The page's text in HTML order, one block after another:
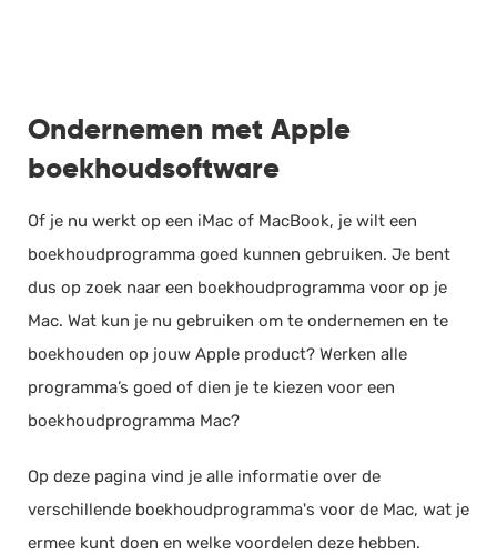
Marketing automation
Support
VoIP
Chat
Helpdesk
Ondernemen met Apple
boekhoudsoftware
Of je nu werkt op een iMac of MacBook, je wilt een
boekhoudprogramma goed kunnen gebruiken. Je bent
dus op zoek naar een boekhoudprogramma voor op je
Mac. Wat kun je nu gebruiken om te ondernemen en te
boekhouden op jouw Apple product? Werken alle
programma’s goed of dien je te kiezen voor een
boekhoudprogramma Mac?
Op deze pagina vind je alle informatie over de
verschillende boekhoudprogramma's voor de Mac, wat je
ermee kunt doen en welke voordelen deze hebben.